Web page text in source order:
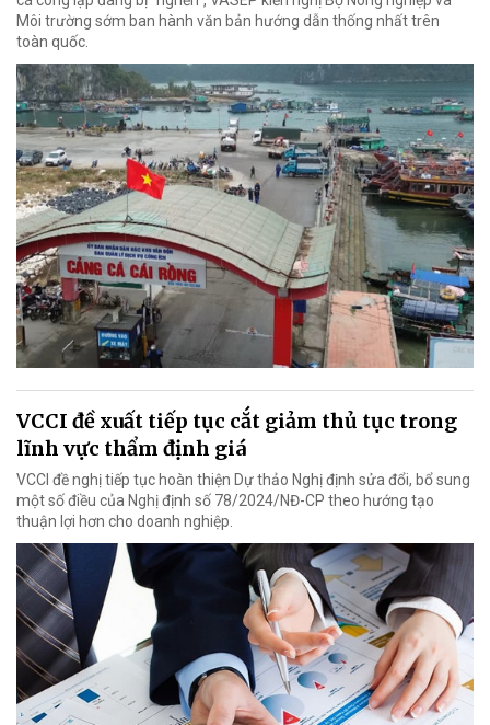
Môi trường sớm ban hành văn bản hướng dẫn thống nhất trên
toàn quốc.
VCCI đề xuất tiếp tục cắt giảm thủ tục trong
lĩnh vực thẩm định giá
VCCI đề nghị tiếp tục hoàn thiện Dự thảo Nghị định sửa đổi, bổ sung
một số điều của Nghị định số 78/2024/NĐ-CP theo hướng tạo
thuận lợi hơn cho doanh nghiệp.